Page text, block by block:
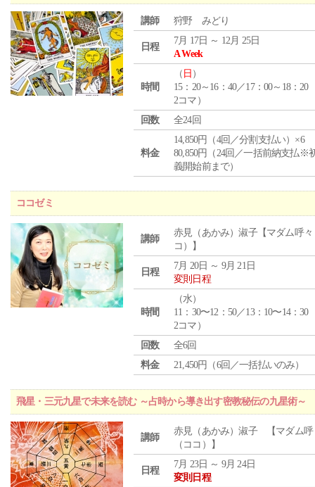
講師 狩野 みどり
日程
7月 17日 ～ 12月 25日
A Week
時間
（ 日 ）
15：20～16：40／17：00～18：20
2コマ）
回数
全24回
料金
14,850円（4回／分割支払い）×6
80,850円（24回／一括前納支払※
義開始前まで）
ココゼミ
講師
赤見（あかみ）淑子【マダム呼々
コ）】
日程
7月 20日 ～ 9月 21日
変則日程
時間
（水）
11：30〜12：50／13：10〜14：30
2コマ）
回数
全6回
料金
21,450円（6回／一括払いのみ）
飛星・三元九星で未来を読む ～占時から導き出す密教秘伝の九星術～
講師
赤見（あかみ）淑子 【マダム呼
（ココ）】
日程
7月 23日 ～ 9月 24日
変則日程